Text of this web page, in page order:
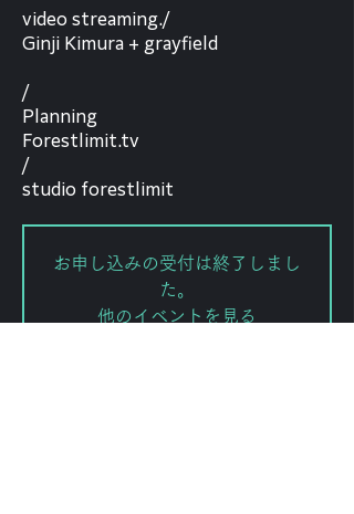
video streaming./
Ginji Kimura + grayfield
/
Planning
Forestlimit.tv
/
studio forestlimit
お申し込みの受付は終了しまし
た。
他のイベントを見る